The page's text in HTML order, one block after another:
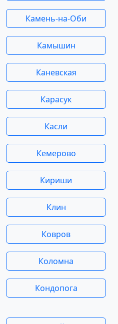
Камень-на-Оби
Камышин
Каневская
Карасук
Касли
Кемерово
Кириши
Клин
Ковров
Коломна
Кондопога